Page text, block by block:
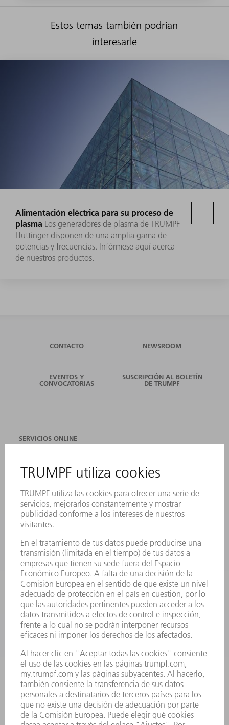
Estos temas también podrían
interesarle
Alimentación eléctrica para su proceso de
plasma Los generadores de plasma de TRUMPF
Hüttinger disponen de una amplia gama de
potencias y frecuencias. Infórmese aquí acerca
de nuestros productos.
CONTACTO NEWSROOM
EVENTOS Y
CONVOCATORIAS
SUSCRIPCIÓN AL BOLETÍN
DE TRUMPF
SERVICIOS ONLINE
EVENTOS Y CONVOCATORIAS
REGISTRO PARA EL BOLETÍN INFORMATIVO
FICHAS TÉCNICAS DE SEGURIDAD
PRODUCTOS
MÁQUINAS Y SISTEMAS
LÁSER
HERRAMIENTAS PORTÁTILES
FÁBRICA INTELIGENTE
SOFTWARE
SERVICIOS
APLICACIONES
SECTORES
EMPRESA
CARRERA PROFESIONAL
OFERTAS DE TRABAJO
PERFIL DE LA EMPRESA
INFORME ANUAL
PRINCIPIOS CORPORATIVOS
CUMPLIMIENTO
SISTEMA DE INFORMADORES
SEGURIDAD
COMUNICADOS DE PRENSA
REVISTAS